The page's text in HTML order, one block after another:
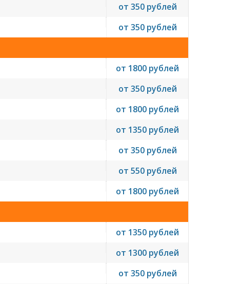
от 350 рублей
от 350 рублей
от 1800 рублей
от 350 рублей
от 1800 рублей
от 1350 рублей
от 350 рублей
от 550 рублей
от 1800 рублей
от 1350 рублей
от 1300 рублей
от 350 рублей